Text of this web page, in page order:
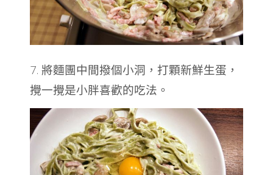
7. 將麵團中間撥個小洞，打顆新鮮生蛋，
攪一攪是小胖喜歡的吃法。